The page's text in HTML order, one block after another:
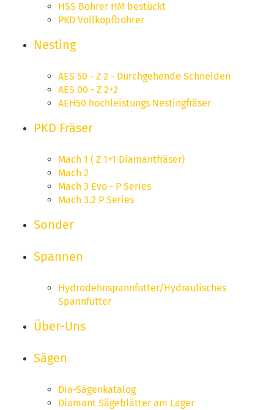
HSS Bohrer HM bestückt
PKD Vollkopfbohrer
Nesting
AES 50 - Z 2 - Durchgehende Schneiden
AES 00 - Z 2+2
AEH50 hochleistungs Nestingfräser
PKD Fräser
Mach 1 ( Z 1+1 Diamantfräser)
Mach 2
Mach 3 Evo - P Series
Mach 3.2 P Series
Sonder
Spannen
Hydrodehnspannfutter/Hydraulisches
Spannfutter
Über-Uns
Sägen
Dia-Sägenkatalog
Diamant Sägeblätter am Lager